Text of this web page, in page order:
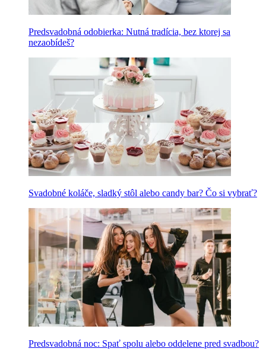
Predsvadobná odobierka: Nutná tradícia, bez ktorej sa
nezaobídeš?
Svadobné koláče, sladký stôl alebo candy bar? Čo si vybrať?
Predsvadobná noc: Spať spolu alebo oddelene pred svadbou?